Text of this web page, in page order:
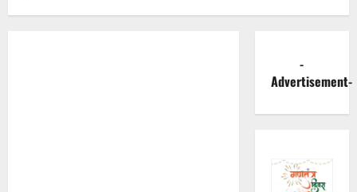
-
Advertisement-